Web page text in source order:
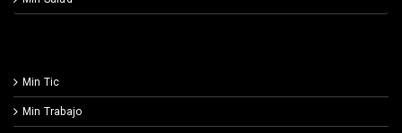
Min Tic
Min Trabajo